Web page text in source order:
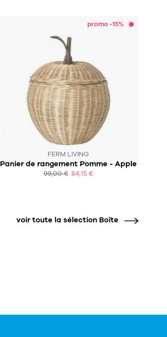
promo -15%
FERM LIVING
Panier de rangement Pomme - Apple
99,00 € 84,15 €
voir toute la sélection Boîte